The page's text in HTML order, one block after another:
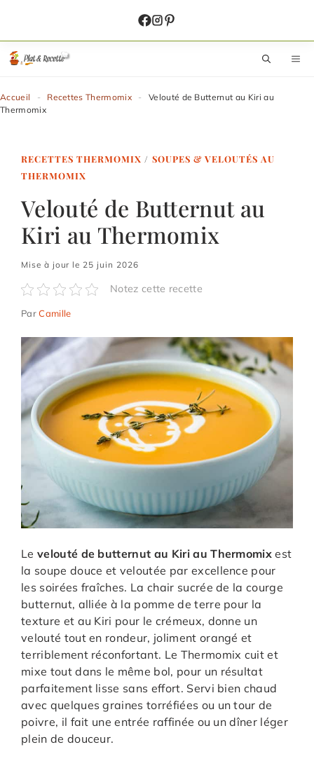
contenu
Accueil - Recettes Thermomix -
Velouté de Butternut au Kiri au
Thermomix
RECETTES THERMOMIX / SOUPES & VELOUTÉS AU
THERMOMIX
Velouté de Butternut au
Kiri au Thermomix
Mise à jour le 25 juin 2026
Notez cette recette
ParCamille
Le velouté de butternut au Kiri au Thermomix est
la soupe douce et veloutée par excellence pour
les soirées fraîches. La chair sucrée de la courge
butternut, alliée à la pomme de terre pour la
texture et au Kiri pour le crémeux, donne un
velouté tout en rondeur, joliment orangé et
terriblement réconfortant. Le Thermomix cuit et
mixe tout dans le même bol, pour un résultat
parfaitement lisse sans effort. Servi bien chaud
avec quelques graines torréfiées ou un tour de
poivre, il fait une entrée raffinée ou un dîner léger
plein de douceur.